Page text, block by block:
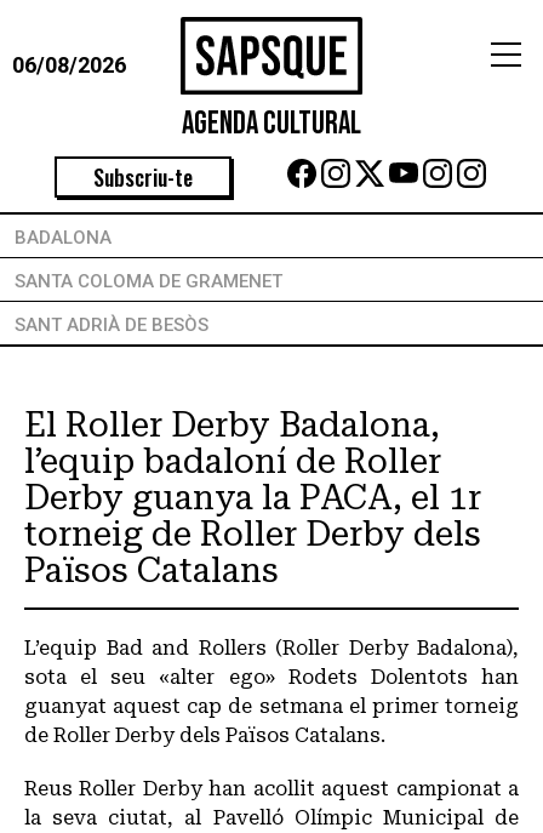
06/08/2026
Agenda Cultural
Subscriu-te
BADALONA
SANTA COLOMA DE GRAMENET
SANT ADRIÀ DE BESÒS
El Roller Derby Badalona,
l’equip badaloní de Roller
Derby guanya la PACA, el 1r
torneig de Roller Derby dels
Països Catalans
L’equip Bad and Rollers (Roller Derby Badalona),
sota el seu «alter ego» Rodets Dolentots han
guanyat aquest cap de setmana el primer torneig
de Roller Derby dels Països Catalans.
Reus Roller Derby han acollit aquest campionat a
la seva ciutat, al Pavelló Olímpic Municipal de